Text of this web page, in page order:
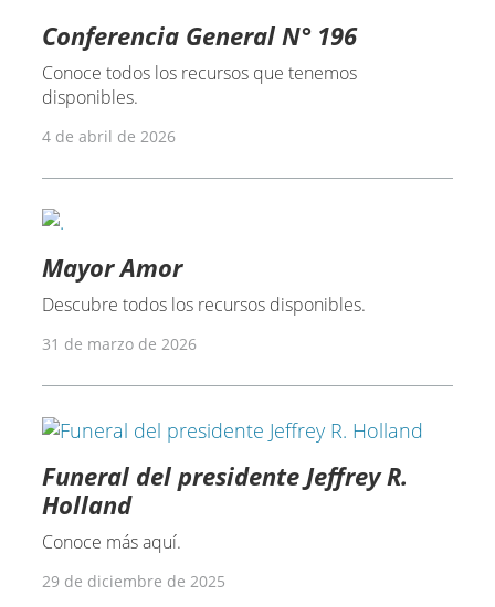
Conferencia General N° 196
Conoce todos los recursos que tenemos
disponibles.
4 de abril de 2026
Mayor Amor
Descubre todos los recursos disponibles.
31 de marzo de 2026
Funeral del presidente Jeffrey R.
Holland
Conoce más aquí.
29 de diciembre de 2025